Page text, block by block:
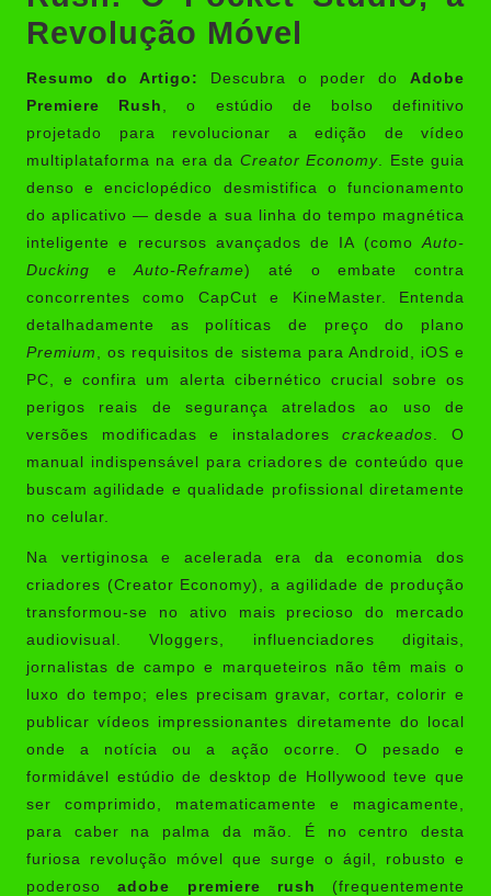
Revolução Móvel
Resumo do Artigo: Descubra o poder do Adobe
Premiere Rush
, o estúdio de bolso definitivo
projetado para revolucionar a edição de vídeo
multiplataforma na era da Creator Economy . Este guia
denso e enciclopédico desmistifica o funcionamento
do aplicativo — desde a sua linha do tempo magnética
inteligente e recursos avançados de IA (como Auto-
Ducking eAuto-Reframe) até o embate contra
concorrentes como CapCut e KineMaster. Entenda
detalhadamente as políticas de preço do plano
Premium
, os requisitos de sistema para Android, iOS e
PC, e confira um alerta cibernético crucial sobre os
perigos reais de segurança atrelados ao uso de
versões modificadas e instaladorescrackeados . O
manual indispensável para criadores de conteúdo que
buscam agilidade e qualidade profissional diretamente
no celular.
Na vertiginosa e acelerada era da economia dos
criadores (Creator Economy), a agilidade de produção
transformou-se no ativo mais precioso do mercado
audiovisual. Vloggers, influenciadores digitais,
jornalistas de campo e marqueteiros não têm mais o
luxo do tempo; eles precisam gravar, cortar, colorir e
publicar vídeos impressionantes diretamente do local
onde a notícia ou a ação ocorre. O pesado e
formidável estúdio de desktop de Hollywood teve que
ser comprimido, matematicamente e magicamente,
para caber na palma da mão. É no centro desta
furiosa revolução móvel que surge o ágil, robusto e
poderosoadobe premiere rush
(frequentemente